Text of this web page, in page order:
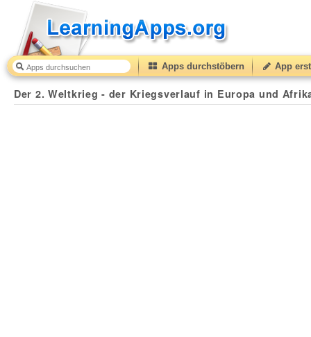
Apps durchstöbern App
Der 2. Weltkrieg - der Kriegsverlauf in Europa und